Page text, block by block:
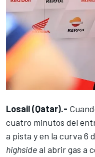
Losail (Qatar).-
cuatro minutos del
a pista y en la curva 6
highsideal abrir gas a